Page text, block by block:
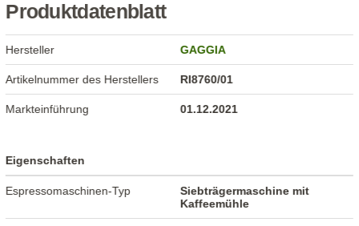
Produktdatenblatt
Hersteller GAGGIA
Artikelnummer des Herstellers RI8760/01
Markteinführung 01.12.2021
Eigenschaften
Espressomaschinen-Typ
Siebträgermaschine mit
Kaffeemühle